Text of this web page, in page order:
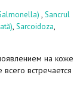
, Sancrul
, Sarcoidoza,
на коже
встречается